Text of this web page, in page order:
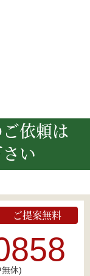
依頼は
い
ご提案無料
休)